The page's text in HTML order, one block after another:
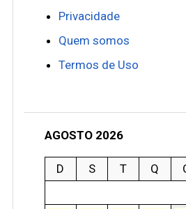
Privacidade
Quem somos
Termos de Uso
AGOSTO 2026
D S T Q